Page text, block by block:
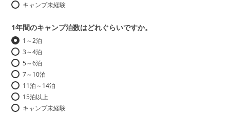
キャンプ未経験
1年間のキャンプ泊数はどれぐらいですか。
1～2泊
3～4泊
5～6泊
7～10泊
11泊～14泊
15泊以上
キャンプ未経験